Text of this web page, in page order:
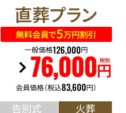
直葬プラン
無料会員で5万円割引
一般価格126,000円
76,000円
税別
会員価格（税込83,600円）
告別式 火葬